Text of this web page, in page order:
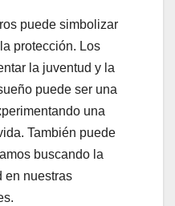
puede simbolizar
protección. Los
la juventud y la
puede ser una
una
También puede
buscando la
en nuestras